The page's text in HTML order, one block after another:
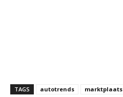
TAGS autotrends marktplaats